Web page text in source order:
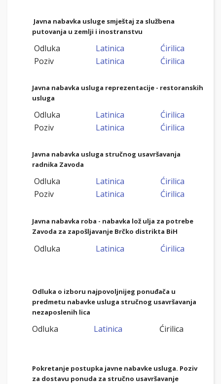
Javna nabavka usluge smještaj za službena
putovanja u zemlji i inostranstvu
Odluka Latinica
Ćirilica
Poziv
Latinica Ćirilica
Javna nabavka usluga reprezentacije - restoranskih
usluga
Odluka Latinica
Ćirilica
Poziv
Latinica Ćirilica
Javna nabavka usluga stručnog usavršavanja
radnika Zavoda
Odluka Latinica
Ćirilica
Poziv
Latinica Ćirilica
Javna nabavka roba - nabavka lož ulja za potrebe
Zavoda za zapošljavanje Brčko distrikta BiH
Odluka Latinica Ćirilica
Odluka o izboru najpovoljnijeg ponuđača u
predmetu nabavke usluga stručnog usavršavanja
nezaposlenih lica
Odluka Latinica Ćirilica
Pokretanje postupka javne nabavke usluga. Poziv
za dostavu ponuda za stručno usavršavanje